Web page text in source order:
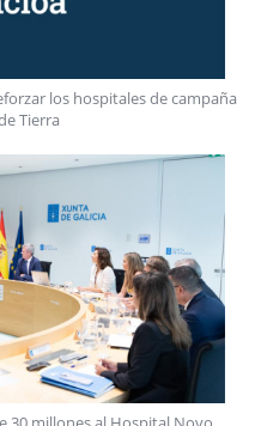
los hospitales de campaña
Tierra